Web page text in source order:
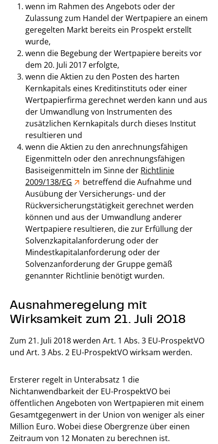
wenn im Rahmen des Angebots oder der
Zulassung zum Handel der Wertpapiere an einem
geregelten Markt bereits ein Prospekt erstellt
wurde,
wenn die Begebung der Wertpapiere bereits vor
dem 20. Juli 2017 erfolgte,
wenn die Aktien zu den Posten des harten
Kernkapitals eines Kreditinstituts oder einer
Wertpapierfirma gerechnet werden kann und aus
der Umwandlung von Instrumenten des
zusätzlichen Kernkapitals durch dieses Institut
resultieren und
wenn die Aktien zu den anrechnungsfähigen
Eigenmitteln oder den anrechnungsfähigen
Basiseigenmitteln im Sinne der Richtlinie
2009/138/EG
betreffend die Aufnahme und
Ausübung der Versicherungs- und der
Rückversicherungstätigkeit gerechnet werden
können und aus der Umwandlung anderer
Wertpapiere resultieren, die zur Erfüllung der
Solvenzkapitalanforderung oder der
Mindestkapitalanforderung oder der
Solvenzanforderung der Gruppe gemäß
genannter Richtlinie benötigt wurden.
Ausnahmeregelung mit
Wirksamkeit zum 21. Juli 2018
Zum 21. Juli 2018 werden Art. 1 Abs. 3 EU-ProspektVO
und Art. 3 Abs. 2 EU-ProspektVO wirksam werden.
Ersterer regelt in Unterabsatz 1 die
Nichtanwendbarkeit der EU-ProspektVO bei
öffentlichen Angeboten von Wertpapieren mit einem
Gesamtgegenwert in der Union von weniger als einer
Million Euro. Wobei diese Obergrenze über einen
Zeitraum von 12 Monaten zu berechnen ist.